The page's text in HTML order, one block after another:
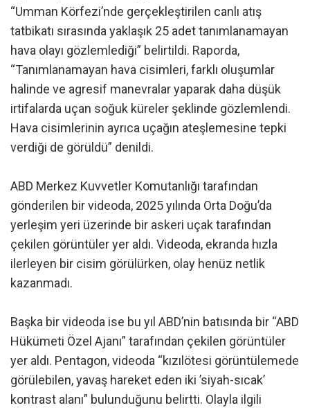
“Umman Körfezi’nde gerçekleştirilen canlı atış
tatbikatı sırasında yaklaşık 25 adet tanımlanamayan
hava olayı gözlemlediği” belirtildi. Raporda,
“Tanımlanamayan hava cisimleri, farklı oluşumlar
halinde ve agresif manevralar yaparak daha düşük
irtifalarda uçan soğuk küreler şeklinde gözlemlendi.
Hava cisimlerinin ayrıca uçağın ateşlemesine tepki
verdiği de görüldü” denildi.
ABD Merkez Kuvvetler Komutanlığı tarafından
gönderilen bir videoda, 2025 yılında Orta Doğu’da
yerleşim yeri üzerinde bir askeri uçak tarafından
çekilen görüntüler yer aldı. Videoda, ekranda hızla
ilerleyen bir cisim görülürken, olay henüz netlik
kazanmadı.
Başka bir videoda ise bu yıl ABD’nin batısında bir “ABD
Hükümeti Özel Ajanı” tarafından çekilen görüntüler
yer aldı. Pentagon, videoda “kızılötesi görüntülemede
görülebilen, yavaş hareket eden iki ’siyah-sıcak’
kontrast alanı” bulunduğunu belirtti. Olayla ilgili